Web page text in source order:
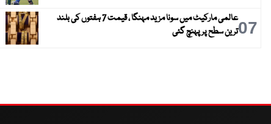
07
عالمی مارکیٹ میں سونا مزید مہنگا ، قیمت 7 ہفتوں کی بلند
ترین سطح پر پہنچ گئی